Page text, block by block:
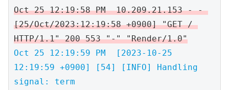
Oct 25 12:19:58 PM  10.209.21.153 - -
[25/Oct/2023:12:19:58 +0900] "GET /
HTTP/1.1" 200 553 "-" "Render/1.0"
Oct 25 12:19:59 PM  [2023-10-25
12:19:59 +0900] [54] [INFO] Handling
signal: term